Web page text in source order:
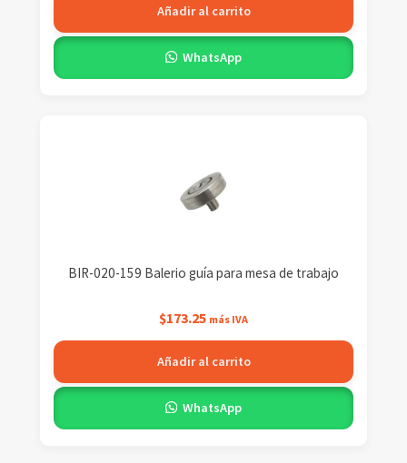
Añadir al carrito
WhatsApp
BIR-020-159 Balerio guía para mesa de trabajo
$173.25 más IVA
Añadir al carrito
WhatsApp